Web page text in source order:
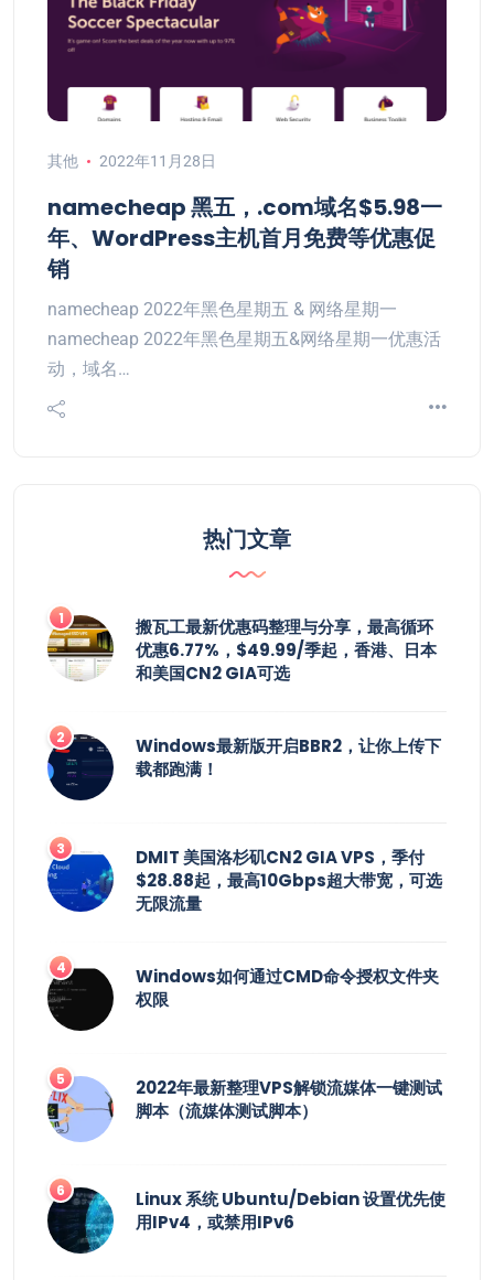
其他 2022年11月28日
namecheap 黑五，.com域名$5.98一
年、WordPress主机首月免费等优惠促
销
namecheap 2022年黑色星期五 & 网络星期一
namecheap 2022年黑色星期五&网络星期一优惠活
动，域名…
热门文章
搬瓦工最新优惠码整理与分享，最高循环
优惠6.77%，$49.99/季起，香港、日本
和美国CN2 GIA可选
Windows最新版开启BBR2，让你上传下
载都跑满！
DMIT 美国洛杉矶CN2 GIA VPS，季付
$28.88起，最高10Gbps超大带宽，可选
无限流量
Windows如何通过CMD命令授权文件夹
权限
2022年最新整理VPS解锁流媒体一键测试
脚本（流媒体测试脚本）
Linux 系统 Ubuntu/Debian 设置优先使
用IPv4，或禁用IPv6